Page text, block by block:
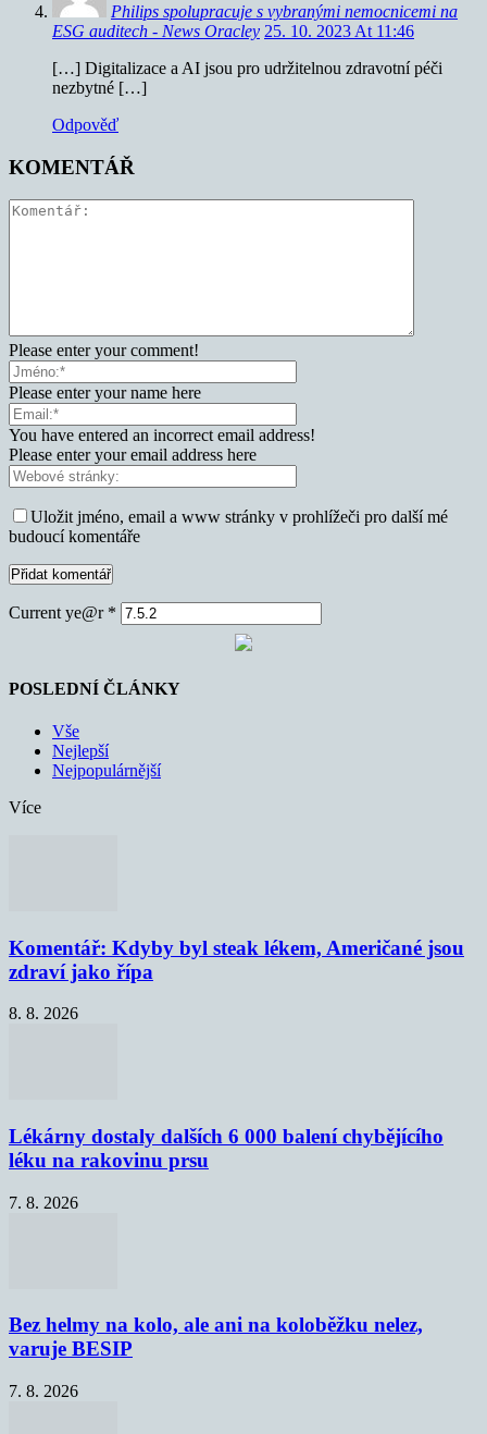
Philips spolupracuje s vybranými nemocnicemi na
ESG auditech - News Oracley 25. 10. 2023 At 11:46
[…] Digitalizace a AI jsou pro udržitelnou zdravotní péči
nezbytné […]
Odpověď
KOMENTÁŘ
Please enter your comment!
Please enter your name here
You have entered an incorrect email address!
Please enter your email address here
Uložit jméno, email a www stránky v prohlížeči pro další mé
budoucí komentáře
Current ye@r *
POSLEDNÍ ČLÁNKY
Vše
Nejlepší
Nejpopulárnější
Více
Komentář: Kdyby byl steak lékem, Američané jsou
zdraví jako řípa
8. 8. 2026
Lékárny dostaly dalších 6 000 balení chybějícího
léku na rakovinu prsu
7. 8. 2026
Bez helmy na kolo, ale ani na koloběžku nelez,
varuje BESIP
7. 8. 2026